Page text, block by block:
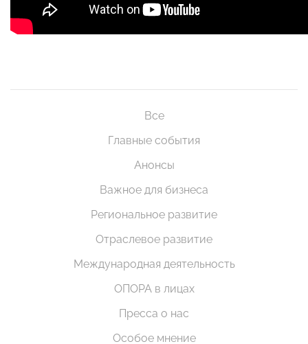
Все
Главные события
Анонсы
Важное для бизнеса
Региональное развитие
Отраслевое развитие
Международная деятельность
ОПОРА в лицах
Пресса о нас
Особое мнение